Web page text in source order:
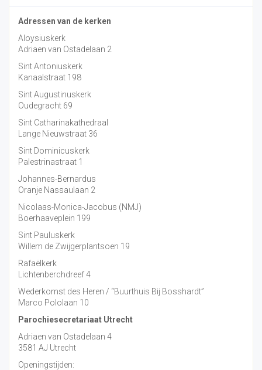
Adressen van de kerken
Aloysiuskerk
Adriaen van Ostadelaan 2
Sint Antoniuskerk
Kanaalstraat 198
Sint Augustinuskerk
Oudegracht 69
Sint Catharinakathedraal
Lange Nieuwstraat 36
Sint Dominicuskerk
Palestrinastraat 1
Johannes-Bernardus
Oranje Nassaulaan 2
Nicolaas-Monica-Jacobus (NMJ)
Boerhaaveplein 199
Sint Pauluskerk
Willem de Zwijgerplantsoen 19
Rafaëlkerk
Lichtenberchdreef 4
Wederkomst des Heren / “Buurthuis Bij Bosshardt”
Marco Pololaan 10
Parochiesecretariaat Utrecht
Adriaen van Ostadelaan 4
3581 AJ Utrecht
Openingstijden: